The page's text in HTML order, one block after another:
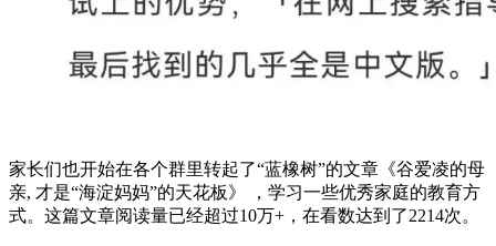
家长们也开始在各个群里转起了“蓝橡树”的文章《谷爱凌的母
亲, 才是“海淀妈妈”的天花板》 ，学习一些优秀家庭的教育方
式。这篇文章阅读量已经超过10万+，在看数达到了2214次。